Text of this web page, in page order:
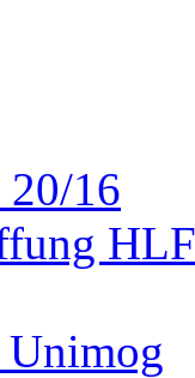
16
HLF